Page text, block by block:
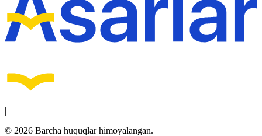
|
© 2026 Barcha huquqlar himoyalangan.